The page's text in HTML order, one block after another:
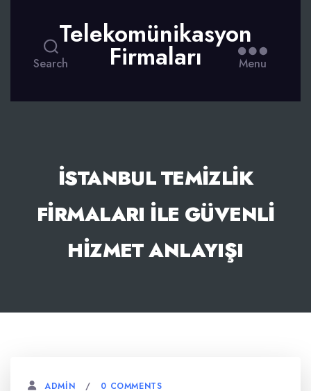
Search
Telekomünikasyon
Firmaları Menu
İSTANBUL TEMIZLIK
FIRMALARI ILE GÜVENLI
HIZMET ANLAYIŞI
ADMIN 0 COMMENTS